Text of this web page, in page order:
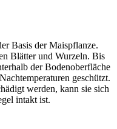
Basis der Maispflanze.
Blätter und Wurzeln. Bis
der Bodenoberfläche
geschützt.
werden, kann sie sich
intakt ist.